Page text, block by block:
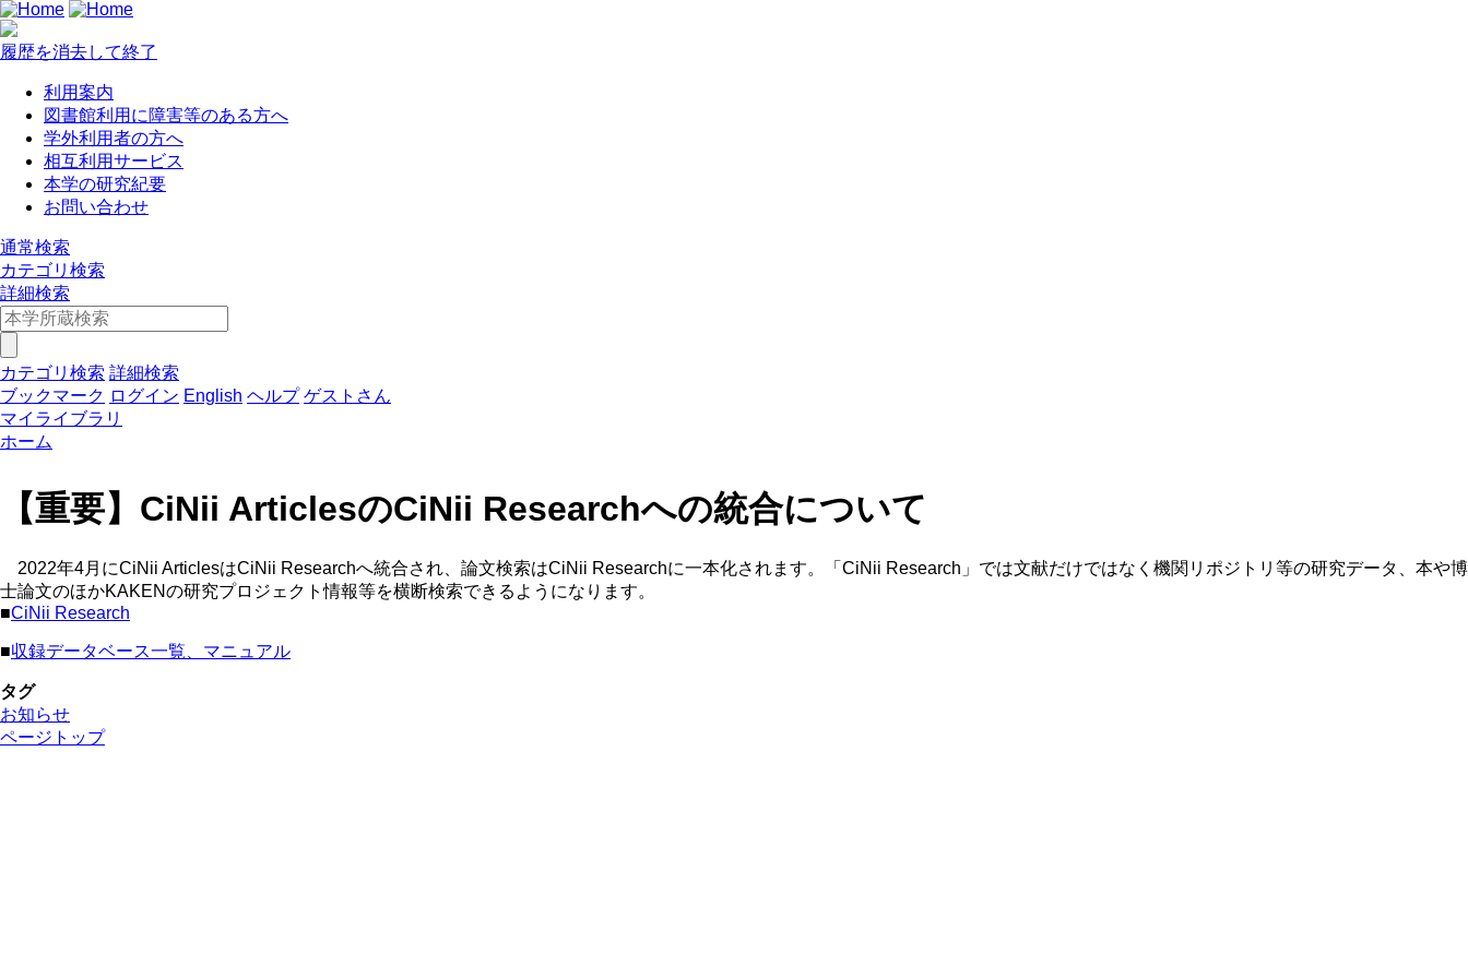
履歴を消去して終了
利用案内
図書館利用に障害等のある方へ
学外利用者の方へ
相互利用サービス
本学の研究紀要
お問い合わせ
通常検索
カテゴリ検索
詳細検索
カテゴリ検索 詳細検索
ブックマーク ログイン English ヘルプ ゲストさん
マイライブラリ
ホーム
【重要】CiNii ArticlesのCiNii Researchへの統合について
2022年4月にCiNii ArticlesはCiNii Researchへ統合され、論文検索はCiNii Researchに一本化されます。「CiNii Research」では文献だけではなく機関リポジトリ等の研究データ、本や博
士論文のほかKAKENの研究プロジェクト情報等を横断検索できるようになります。
■CiNii Research
■収録データベース一覧、マニュアル
タグ
お知らせ
ページトップ